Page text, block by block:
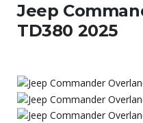
Jeep
TD380 2025